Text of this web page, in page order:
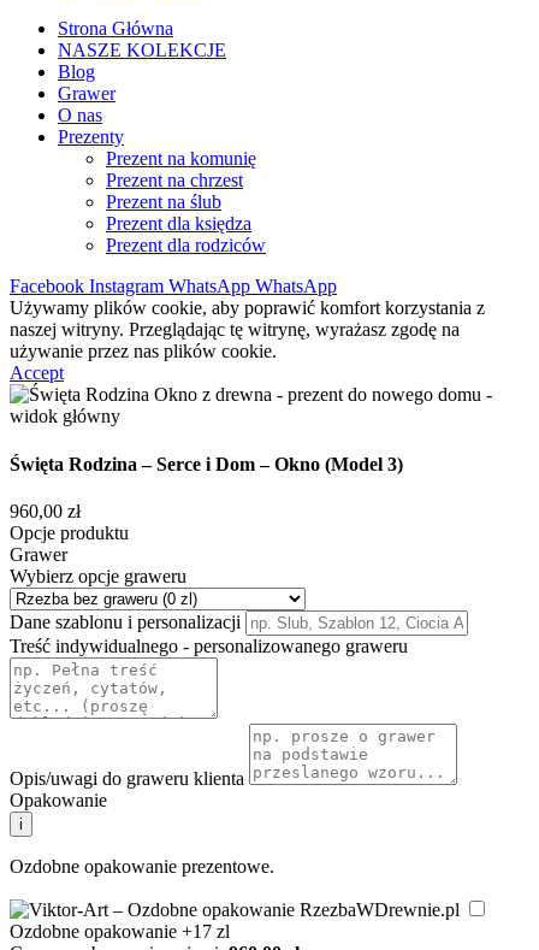
Strona Główna
NASZE KOLEKCJE
Blog
Grawer
O nas
Prezenty
Prezent na komunię
Prezent na chrzest
Prezent na ślub
Prezent dla księdza
Prezent dla rodziców
Facebook Instagram WhatsApp WhatsApp
Używamy plików cookie, aby poprawić komfort korzystania z
naszej witryny. Przeglądając tę witrynę, wyrażasz zgodę na
używanie przez nas plików cookie.
Accept
Święta Rodzina – Serce i Dom – Okno (Model 3)
960,00 zł
Opcje produktu
Grawer
Wybierz opcje graweru
Dane szablonu i personalizacji
Treść indywidualnego - personalizowanego graweru
Opis/uwagi do graweru klienta
Opakowanie
i
Ozdobne opakowanie prezentowe.
Ozdobne opakowanie +17 zl